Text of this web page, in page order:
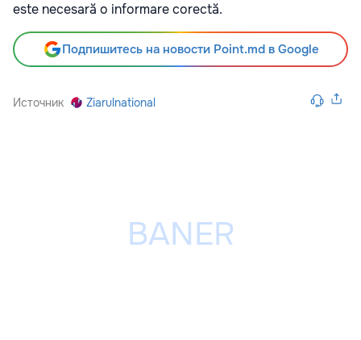
este necesară o informare corectă.
Подпишитесь на новости Point.md в Google
Источник Ziarulnational